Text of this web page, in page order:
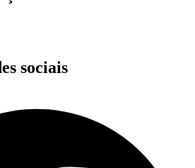
sociais